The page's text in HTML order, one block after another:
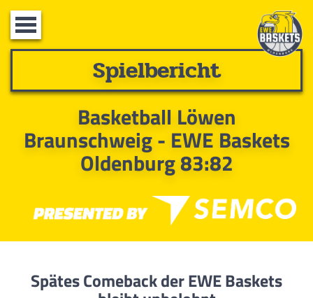
Toggle
navigation
Spielbericht
Basketball Löwen
Braunschweig - EWE Baskets
Oldenburg 83:82
Spätes Comeback der EWE Baskets